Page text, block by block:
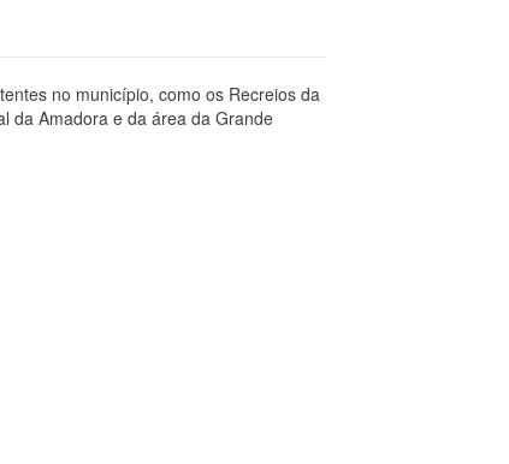
no município, como os Recreios da
da Amadora e da área da Grande